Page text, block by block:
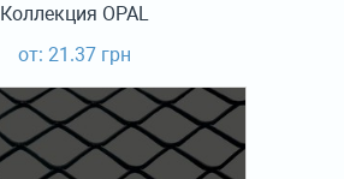
Коллекция OPAL
от: 21.37 грн